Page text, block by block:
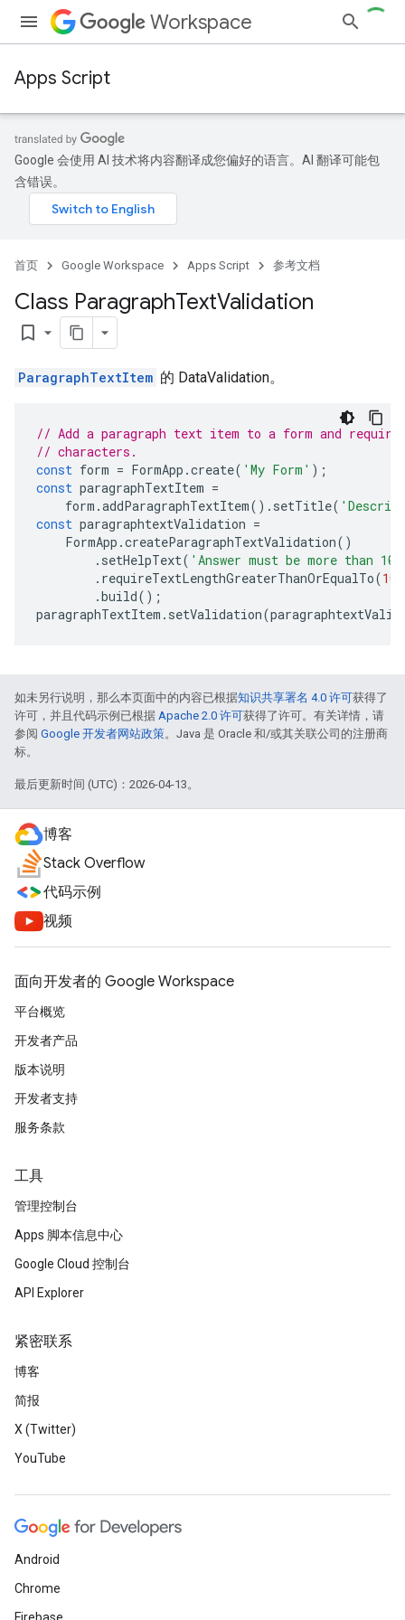
Workspace
Apps Script
Google 会使用 AI 技术将内容翻译成您偏好的语言。AI 翻译可能包
含错误。
首页 Google Workspace Apps Script 参考文档
Class ParagraphTextValidation
bookmark_border
ParagraphTextItem 的 DataValidation。
// Add a paragraph text item to a form and
// characters.
const form = FormApp .create( 'My Form' );
const paragraphTextItem =
form .addParagraphTextItem(). setTitle(
const paragraphtextValidation =
FormApp .createParagraphTextValidation()
. setHelpText( 'Answer must be more than
. requireTextLengthGreaterThanOrEqualTo(100
.build();
paragraphTextItem . setValidation(
如未另行说明，那么本页面中的内容已根据知识共享署名 4.0 许可获得了
许可，并且代码示例已根据 Apache 2.0 许可获得了许可。有关详情，请
参阅 Google 开发者网站政策。Java 是 Oracle 和/或其关联公司的注册商
标。
最后更新时间 (UTC)：2026-04-13。
博客
Stack Overflow
代码示例
视频
面向开发者的 Google Workspace
平台概览
开发者产品
版本说明
开发者支持
服务条款
工具
管理控制台
Apps 脚本信息中心
Google Cloud 控制台
API Explorer
紧密联系
博客
简报
X (Twitter)
YouTube
Android
Chrome